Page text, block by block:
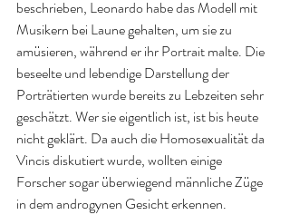
beschrieben, Leonardo habe das Modell mit
Musikern bei Laune gehalten, um sie zu
amüsieren, während er ihr Portrait malte. Die
beseelte und lebendige Darstellung der
Porträtierten wurde bereits zu Lebzeiten sehr
geschätzt. Wer sie eigentlich ist, ist bis heute
nicht geklärt. Da auch die Homosexualität da
Vincis diskutiert wurde, wollten einige
Forscher sogar überwiegend männliche Züge
in dem androgynen Gesicht erkennen.​